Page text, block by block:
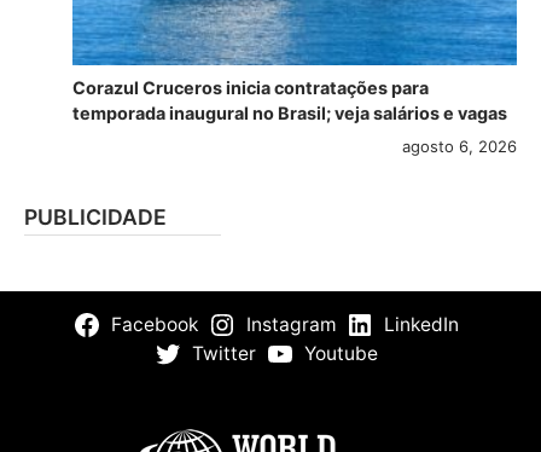
Corazul Cruceros inicia contratações para
temporada inaugural no Brasil; veja salários e vagas
agosto 6, 2026
PUBLICIDADE
Facebook Instagram
LinkedIn
Twitter
Youtube